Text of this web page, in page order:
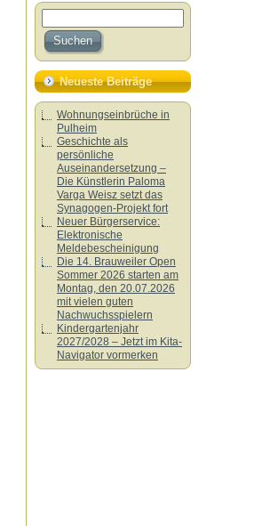
Neueste Beiträge
Wohnungseinbrüche in
Pulheim
Geschichte als
persönliche
Auseinandersetzung –
Die Künstlerin Paloma
Varga Weisz setzt das
Synagogen-Projekt fort
Neuer Bürgerservice:
Elektronische
Meldebescheinigung
Die 14. Brauweiler Open
Sommer 2026 starten am
Montag, den 20.07.2026
mit vielen guten
Nachwuchsspielern
Kindergartenjahr
2027/2028 – Jetzt im Kita-
Navigator vormerken